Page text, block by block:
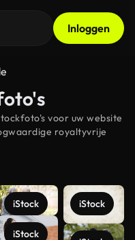
Inloggen
voor uw website
royaltyvrije
iStock
iStock
iStock